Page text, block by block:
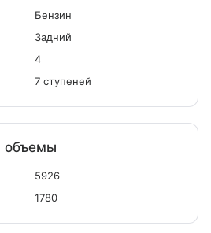
Бензин
Задний
4
7 ступеней
объемы
5926
1780